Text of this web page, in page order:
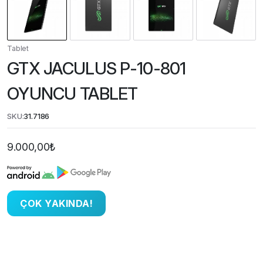
Tablet
GTX JACULUS P-10-801
OYUNCU TABLET
SKU:31.7186
9.000,00₺